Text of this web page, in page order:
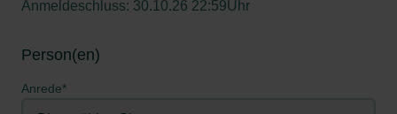
Anmeldeschluss: 30.10.26 22:59Uhr
Person(en)
Anrede*